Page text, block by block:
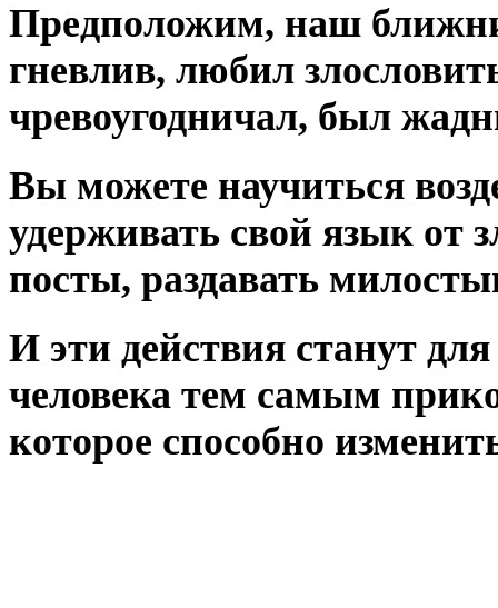
Предположим, наш
гневлив, любил
чревоугодничал, был
Вы можете научиться
удерживать свой язык от
посты, раздавать
И эти действия станут
человека тем самым
которое способно